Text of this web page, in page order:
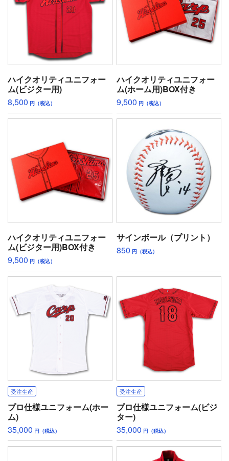
ハイクオリティユニフォー
ム(ビジター用)
8,500 円（税込）
ハイクオリティユニフォー
ム(ホーム用)BOX付き
9,500 円（税込）
ハイクオリティユニフォー
ム(ビジター用)BOX付き
9,500 円（税込）
サインボール（プリント）
850 円（税込）
受注生産
プロ仕様ユニフォーム(ホー
ム)
35,000 円（税込）
受注生産
プロ仕様ユニフォーム(ビジ
ター)
35,000 円（税込）